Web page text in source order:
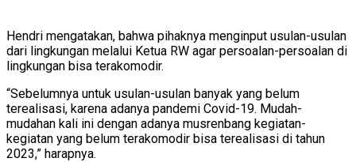
Hendri mengatakan, bahwa pihaknya menginput usulan-usulan
dari lingkungan melalui Ketua RW agar persoalan-persoalan di
lingkungan bisa terakomodir.
“Sebelumnya untuk usulan-usulan banyak yang belum
terealisasi, karena adanya pandemi Covid-19. Mudah-
mudahan kali ini dengan adanya musrenbang kegiatan-
kegiatan yang belum terakomodir bisa terealisasi di tahun
2023,” harapnya.